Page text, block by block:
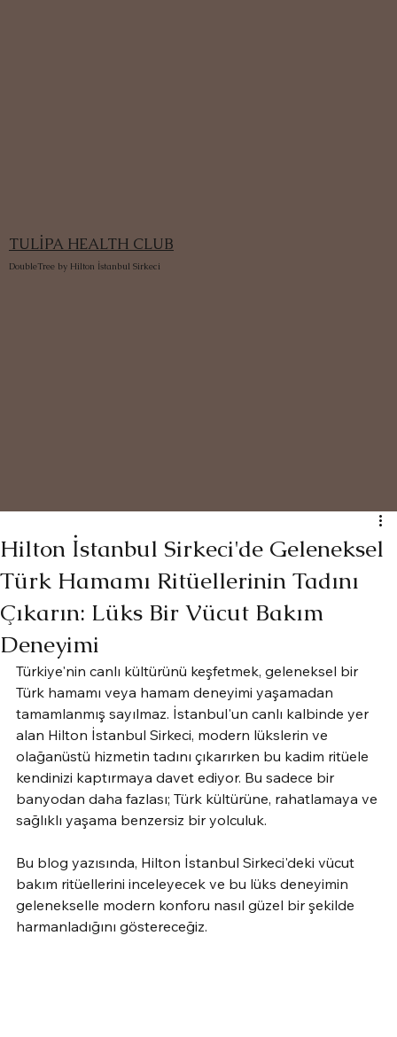
TULİPA HEALTH CLUB
DoubleTree by Hilton İstanbul Sirkeci
Hilton İstanbul Sirkeci'de Geleneksel
Türk Hamamı Ritüellerinin Tadını
Çıkarın: Lüks Bir Vücut Bakım
Deneyimi
Türkiye'nin canlı kültürünü keşfetmek, geleneksel bir
Türk hamamı veya hamam deneyimi yaşamadan
tamamlanmış sayılmaz. İstanbul'un canlı kalbinde yer
alan Hilton İstanbul Sirkeci, modern lükslerin ve
olağanüstü hizmetin tadını çıkarırken bu kadim ritüele
kendinizi kaptırmaya davet ediyor. Bu sadece bir
banyodan daha fazlası; Türk kültürüne, rahatlamaya ve
sağlıklı yaşama benzersiz bir yolculuk.
Bu blog yazısında, Hilton İstanbul Sirkeci'deki vücut
bakım ritüellerini inceleyecek ve bu lüks deneyimin
gelenekselle modern konforu nasıl güzel bir şekilde
harmanladığını göstereceğiz.